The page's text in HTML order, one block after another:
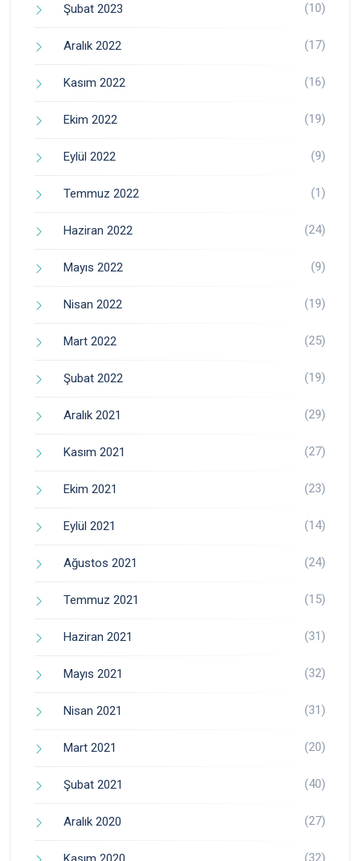
Şubat 2023 (10)
Aralık 2022 (17)
Kasım 2022 (16)
Ekim 2022 (19)
Eylül 2022 (9)
Temmuz 2022 (1)
Haziran 2022 (24)
Mayıs 2022 (9)
Nisan 2022 (19)
Mart 2022 (25)
Şubat 2022 (19)
Aralık 2021 (29)
Kasım 2021 (27)
Ekim 2021 (23)
Eylül 2021 (14)
Ağustos 2021 (24)
Temmuz 2021 (15)
Haziran 2021 (31)
Mayıs 2021 (32)
Nisan 2021 (31)
Mart 2021 (20)
Şubat 2021 (40)
Aralık 2020 (27)
(32)